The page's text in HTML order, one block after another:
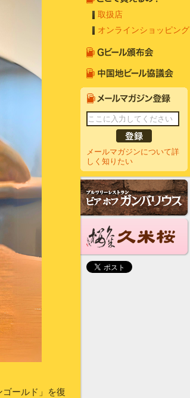
ールド」を復
取扱店
オンラインショッピング
メールマガジンについて詳
しく知りたい